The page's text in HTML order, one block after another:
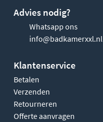
Advies nodig?
Whatsapp ons
info@badkamerxxl.nl
Klantenservice
Betalen
Verzenden
Retourneren
Offerte aanvragen